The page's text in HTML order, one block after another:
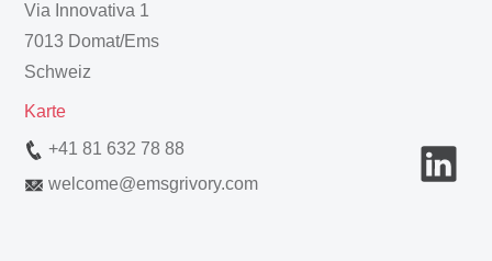
Via Innovativa 1
7013 Domat/Ems
Schweiz
Karte
+41 81 632 78 88
welcome@emsgrivory.com